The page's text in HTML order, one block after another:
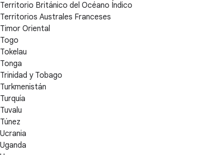
Territorio Británico del Océano Índico
Territorios Australes Franceses
Timor Oriental
Togo
Tokelau
Tonga
Trinidad y Tobago
Turkmenistán
Turquía
Tuvalu
Túnez
Ucrania
Uganda